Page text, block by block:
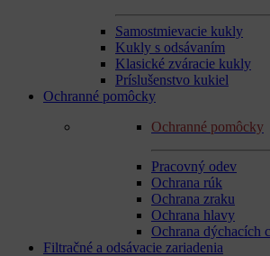
Samostmievacie kukly
Kukly s odsávaním
Klasické zváracie kukly
Príslušenstvo kukiel
Ochranné pomôcky
Ochranné pomôcky
Pracovný odev
Ochrana rúk
Ochrana zraku
Ochrana hlavy
Ochrana dýchacích
Filtračné a odsávacie zariadenia